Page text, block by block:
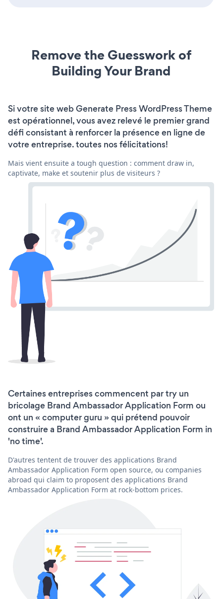
Remove the Guesswork of
Building Your Brand
Si votre site web Generate Press WordPress Theme
est opérationnel, vous avez relevé le premier grand
défi consistant à renforcer la présence en ligne de
votre entreprise. toutes nos félicitations!
Mais vient ensuite a tough question : comment draw in,
captivate, make et soutenir plus de visiteurs ?
Certaines entreprises commencent par try un
bricolage Brand Ambassador Application Form ou
ont un « computer guru » qui prétend pouvoir
construire a Brand Ambassador Application Form in
'no time'.
D'autres tentent de trouver des applications Brand
Ambassador Application Form open source, ou companies
abroad qui claim to proposent des applications Brand
Ambassador Application Form at rock-bottom prices.